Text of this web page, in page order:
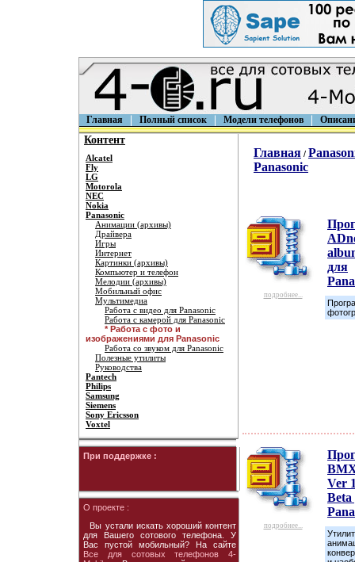
Главная Полный список Модели телефонов
Контент
Alcatel
Fly
LG
Motorola
NEC
Nokia
Panasonic
Анимации (архивы)
Драйвера
Игры
Интернет
Картинки (архивы)
Компьютер и телефон
Мелодии (архивы)
Мобильный офис
Мультимедиа
Работа с видео для Panasonic
Работа с камерой для Panasonic
* Работа с фото и
изображениями для Panasonic
Работа со звуком для Panasonic
Полезные утилиты
Руководства
Pantech
Philips
Samsung
Siemens
Sony Ericsson
Voxtel
При поддержке :
О проекте :
Вы устали искать хороший контент
для Вашего сотового телефона. У
Вас пустой мобильный? На сайте
Все для сотовых телефонов 4-
Главная /
Panasonic
подробнее...
для
подробнее...
Ver
Beta